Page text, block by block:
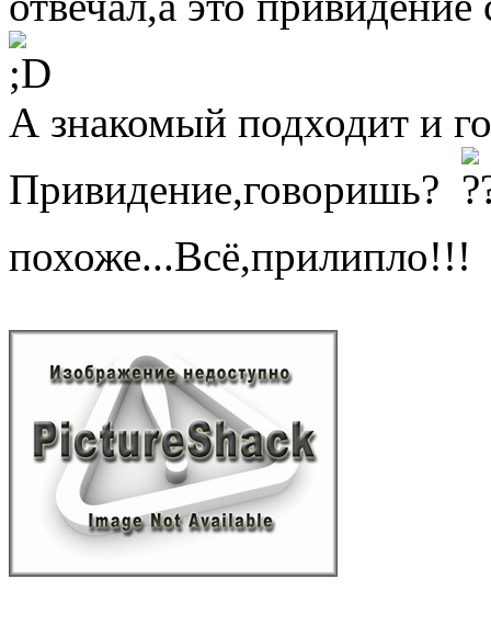
А знакомый подходит и
Привидение,говоришь?